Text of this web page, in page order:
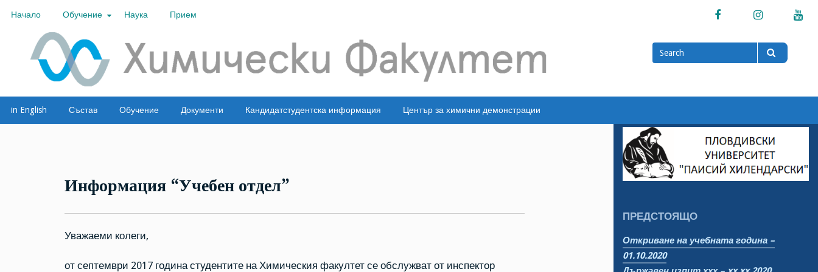
Начало Обучение Наука Прием Facebook Instagram
Тестов сайт
ТЕСТ
Search
for
in English Състав Обучение Документи Кандидатстудентска информация Център за химични демонстрации
Информация “Учебен отдел”
Уважаеми колеги,
от септември 2017 година студентите на Химическия факултет се обслужват от инспектор
ПРЕДСТОЯЩО
Откриване на учебната година –
01.10.2020